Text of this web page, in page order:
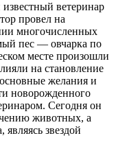
ветеринар
провел на
многочисленных
пес — овчарка по
месте произошли
на становление
желания и
новорожденного
Сегодня он
животных, а
звездой